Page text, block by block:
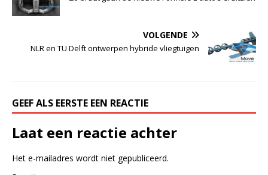
VOLGENDE
NLR en TU Delft ontwerpen hybride vliegtuigen
GEEF ALS EERSTE EEN REACTIE
Laat een reactie achter
Het e-mailadres wordt niet gepubliceerd.